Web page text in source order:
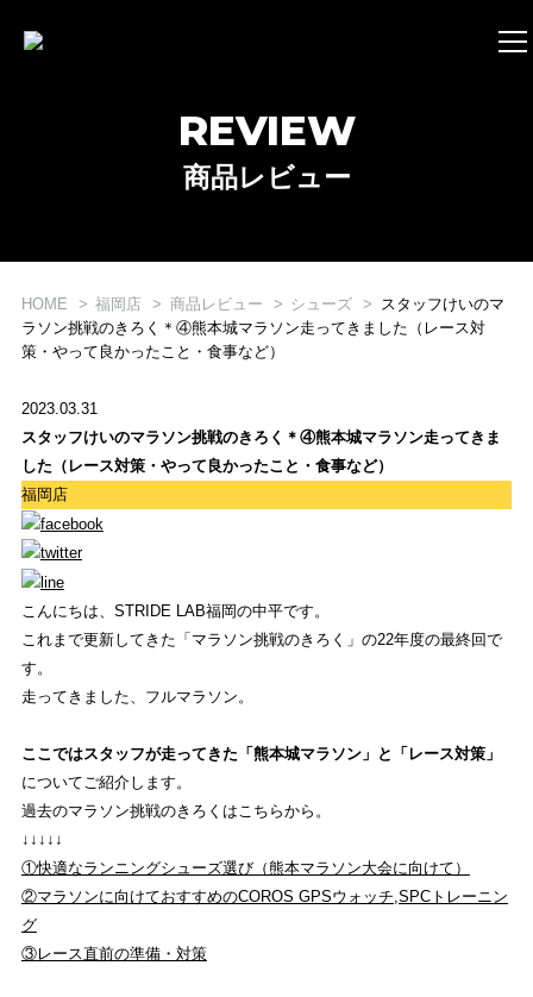
WHAT'S STRIDE LAB ?
オンライン ショップ
EVENT
イベント
商品レビュー
REVIEW
商品レビュー
HOME 福岡店 商品レビュー シューズ
スタッフけいのマ
ラソン挑戦のきろく＊④熊本城マラソン走ってきました（レース対
策・やって良かったこと・食事など）
2023.03.31
スタッフけいのマラソン挑戦のきろく＊④熊本城マラソン走ってきま
した（レース対策・やって良かったこと・食事など）
福岡店
こんにちは、STRIDE LAB福岡の中平です。
これまで更新してきた「マラソン挑戦のきろく」の22年度の最終回で
す。
走ってきました、フルマラソン。
ここではスタッフが走ってきた「熊本城マラソン」と「レース対策」
についてご紹介します。
過去のマラソン挑戦のきろくはこちらから。
↓↓↓↓↓
①快適なランニングシューズ選び（熊本マラソン大会に向けて）
②マラソンに向けておすすめのCOROS GPSウォッチ,SPCトレーニン
グ
③レース直前の準備・対策